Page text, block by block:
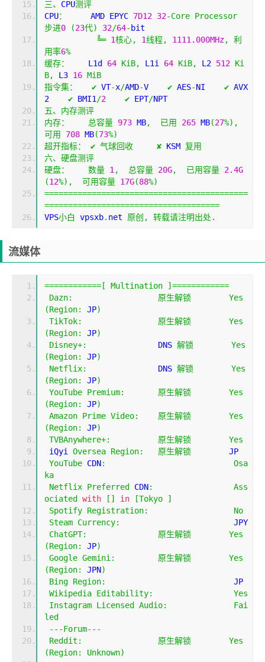
三、 CPU测评
CPU：
     AMD EPYC
7D12 32-Core Processor
步进0 (23代) 32/64- bit
╚═ 1核心, 1线程, 1111.000MHz,
利
用率6%
缓存：
    L1d
64 KiB, L1i 64 KiB, L2 512 Ki
B, L3 16 MiB
指令集：
✔ VT-x/AMD-V ✔ AES-NI ✔ AVX
2 ✔ BMI1 /2 ✔ EPT/NPT
五、内存测评
内存：
总容量 973 MB, 已用 265 MB(27%),
可用
708 MB(73%)
超开指标：
✔ 气球回收 ✘ KSM 复用
六、硬盘测评
硬盘：
数量 1 , 总容量 20G, 已用容量 2.4G
(12%), 可用容量 17G(88%)
===========================================
=====================================
VPS小白 vpsxb. net 原创, 转载请注明出处.
流媒体
============[ Multination
]============
Dazn: 原生解锁
Yes
(Region: JP)
TikTok: 原生解锁
Yes
(Region: JP)
Disney+:
               DNS
解锁
Yes
(Region: JP)
Netflix:
               DNS
解锁
Yes
(Region: JP)
YouTube Premium: 原生解锁
Yes
(Region: JP)
Amazon Prime Video: 原生解锁
Yes
(Region: JP)
TVBAnywhere+: 原生解锁
Yes
iQyi Oversea Region: 原生解锁
        JP
YouTube CDN:
Osa
ka
Netflix Preferred CDN:
Ass
ociated
with [] in [Tokyo
]
Spotify Registration:
No
Steam Currency:
                        JPY
ChatGPT: 原生解锁
Yes
(Region: JP)
Google Gemini : 原生解锁
Yes
(Region: JPN)
Bing Region:
                           JP
Wikipedia Editability:
Yes
Instagram Licensed Audio:
Fai
led
---Forum---
Reddit : 原生解锁
Yes
(Region: Unknown)